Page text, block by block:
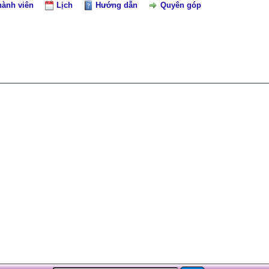
viên Lịch Hướng dẫn Quyên góp